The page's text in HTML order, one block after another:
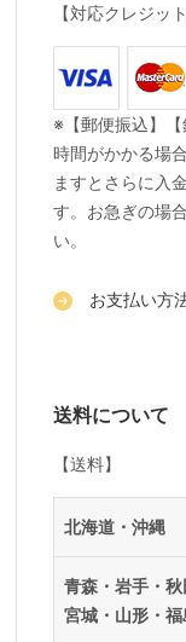
【対応クレジッ
※【郵便振込】
時間がかかる場
ますとさらに入
す。お急ぎの場
い。
お支払い方
送料について
【送料】
地域 料金
北海道・沖縄
青森・岩手・秋
宮城・山形・福